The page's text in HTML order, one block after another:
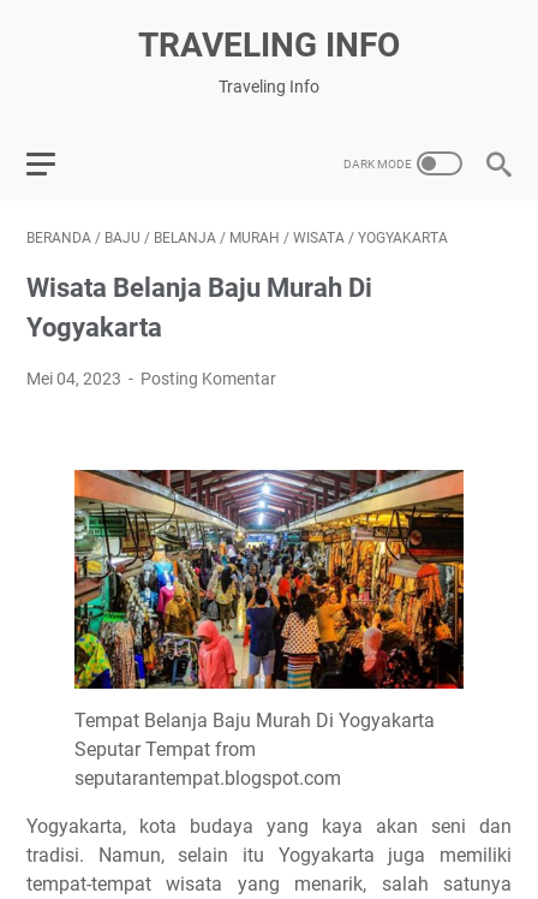
TRAVELING INFO
Traveling Info
BERANDA / BAJU / BELANJA / MURAH / WISATA / YOGYAKARTA
Wisata Belanja Baju Murah Di
Yogyakarta
Mei 04, 2023 Posting Komentar
Tempat Belanja Baju Murah Di Yogyakarta
Seputar Tempat from
seputarantempat.blogspot.com
Yogyakarta, kota budaya yang kaya akan seni dan
tradisi. Namun, selain itu Yogyakarta juga memiliki
tempat-tempat wisata yang menarik, salah satunya